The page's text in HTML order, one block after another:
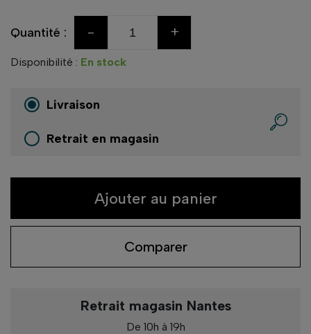
Quantité : - +
Disponibilité : En stock
Livraison
Retrait en magasin
Ajouter au panier
Comparer
Retrait magasin Nantes
De 10h à 19h